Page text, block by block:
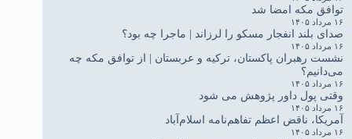
توافق مکه امضا شد
۱۶ مرداد ۱۴۰۵
صدای بلند انفجار مسکو را لرزاند | ماجرا چه بود؟
۱۶ مرداد ۱۴۰۵
نشست رهبران پاکستان، ترکیه و عربستان | از توافق مکه چه
می‌دانیم؟
۱۶ مرداد ۱۴۰۵
وقتی پول داور پژوهش می شود
۱۶ مرداد ۱۴۰۵
آمریکا، ناقض اعظم تفاهم‌نامه اسلام‌آباد
۱۶ مرداد ۱۴۰۵